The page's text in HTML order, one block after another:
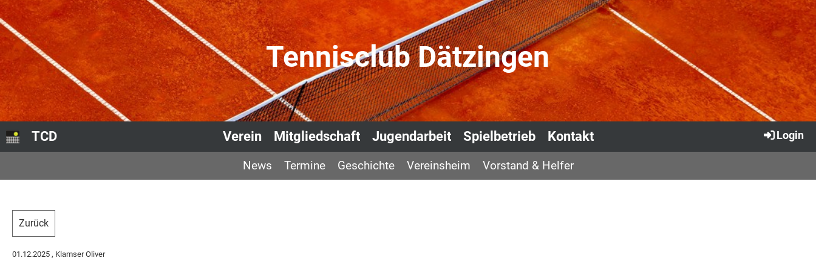
Tennisclub Dätzingen
TCD Verein Mitgliedschaft Jugendarbeit Spielbetrieb Kontakt Login
News Termine Geschichte Vereinsheim Vorstand & Helfer
Zurück
01.12.2025 , Klamser Oliver